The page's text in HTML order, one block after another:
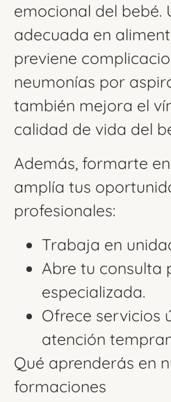
emocional del bebé.
adecuada en
previene
neumonías por
también mejora el
calidad de vida del
Además, formarte
amplía tus
profesionales:
Trabaja en
Abre tu consulta
especializada.
Ofrece servicios
atención
Qué aprenderás en
formaciones